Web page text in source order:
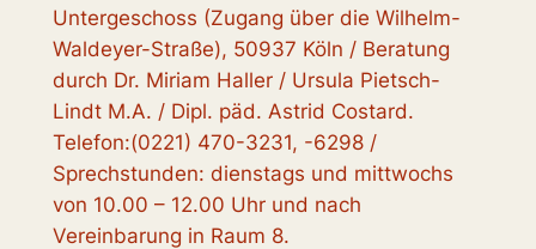
Untergeschoss (Zugang über die Wilhelm-
Waldeyer-Straße), 50937 Köln / Beratung
durch Dr. Miriam Haller / Ursula Pietsch-
Lindt M.A. / Dipl. päd. Astrid Costard.
Telefon:(0221) 470-3231, -6298 /
Sprechstunden: dienstags und mittwochs
von 10.00 – 12.00 Uhr und nach
Vereinbarung in Raum 8.